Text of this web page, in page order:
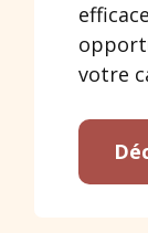
votre